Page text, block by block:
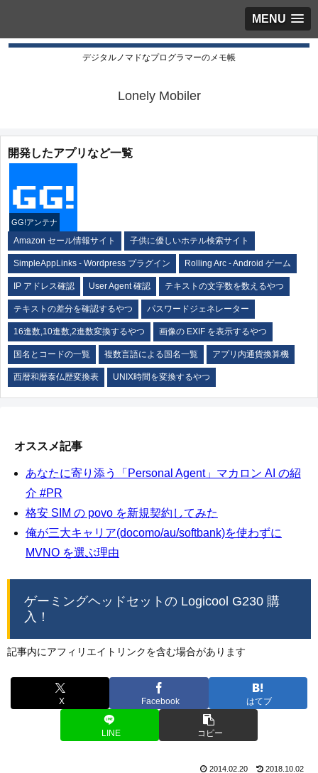
MENU
デジタルノマドなプログラマーのメモ帳
Lonely Mobiler
開発したアプリなど一覧
GG!アンテナ
Amazon セール情報サイト 子供に優しいホテル検索サイト
SimpleAppLinks - Wordpress プラグイン Rolling Arc - Android ゲーム
IP アドレス確認 User Agent 確認 テキストの文字数を数えるやつ
テキストの差分を確認するやつ パスワードジェネレーター
16進数,10進数,2進数変換するやつ 画像の EXIF を表示するやつ
国名とコードの一覧 複数言語による国名一覧 アプリ内通貨換算機
西暦和暦泰仏歴変換表 UNIX時間を変換するやつ
オススメ記事
あなたに寄り添う「Personal Agent」マカロン AI の紹
介 #PR
格安 SIM の povo を新規契約してみた
俺が三大キャリア(docomo/au/softbank)を使わずに
MVNO を選ぶ理由
ゲーミングヘッドセットの Logicool G230 購
入！
記事内にアフィリエイトリンクを含む場合があります
X Facebook はてブ
LINE コピー
2014.02.20 2018.10.02